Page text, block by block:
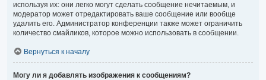
используя их: они легко могут сделать сообщение нечитаемым, и
модератор может отредактировать ваше сообщение или вообще
удалить его. Администратор конференции также может ограничить
количество смайликов, которое можно использовать в сообщении.
Вернуться к началу
Могу ли я добавлять изображения к сообщениям?